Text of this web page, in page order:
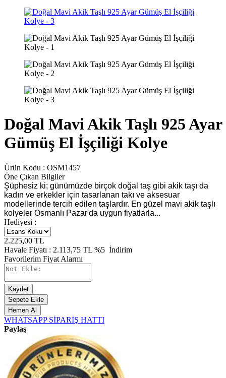
Doğal Mavi Akik Taşlı 925 Ayar
Gümüş El İşçiliği Kolye
Ürün Kodu : OSM1457
Öne Çıkan Bilgiler
Şüphesiz ki; günümüzde birçok doğal taş gibi akik taşı da
kadın ve erkekler için tasarlanan takı ve aksesuar
modellerinde tercih edilen taşlardır. En güzel mavi akik taşlı
kolyeler Osmanlı Pazar'da uygun fiyatlarla...
Hediyesi :
2.225,00 TL
Havale Fiyatı : 2.113,75 TL %5 İndirim
Favorilerim Fiyat Alarmı
Kaydet
Sepete Ekle
Hemen Al
WHATSAPP SİPARİŞ HATTI
Paylaş